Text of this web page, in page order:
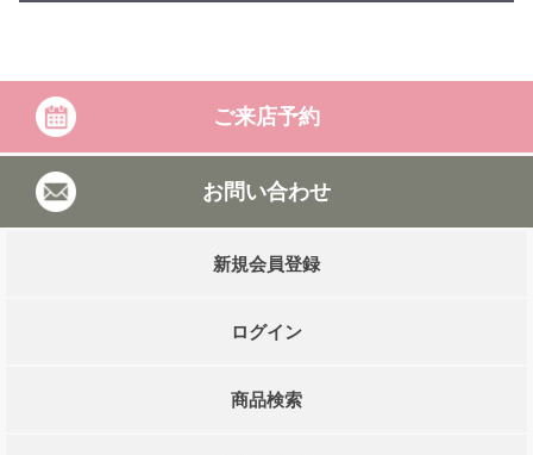
ご来店予約
お問い合わせ
新規会員登録
ログイン
商品検索